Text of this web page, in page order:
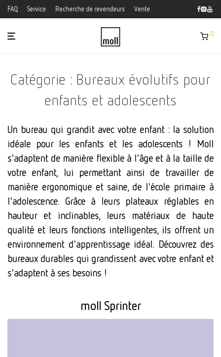
FAQ Service Recherche de revendeurs Vente
0
Catégorie : Bureaux évolutifs pour
enfants et adolescents
Un bureau qui grandit avec votre enfant : la solution
idéale pour les enfants et les adolescents ! Moll
s'adaptent de manière flexible à l'âge et à la taille de
votre enfant, lui permettant ainsi de travailler de
manière ergonomique et saine, de l'école primaire à
l'adolescence. Grâce à leurs plateaux réglables en
hauteur et inclinables, leurs matériaux de haute
qualité et leurs fonctions intelligentes, ils offrent un
environnement d'apprentissage idéal. Découvrez des
bureaux durables qui grandissent avec votre enfant et
s'adaptent à ses besoins !
moll Sprinter